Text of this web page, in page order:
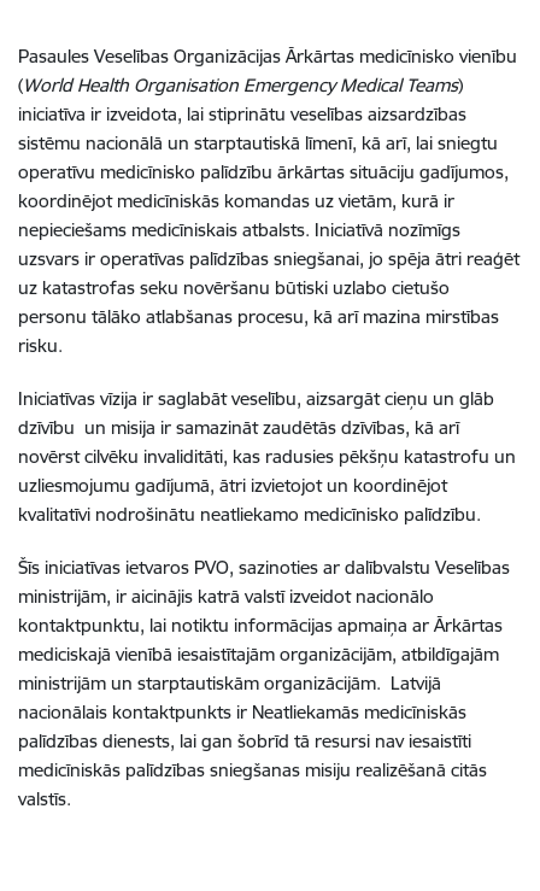
Pasaules Veselības Organizācijas Ārkārtas medicīnisko vienību
(World Health Organisation Emergency Medical Teams)
iniciatīva ir izveidota, lai stiprinātu veselības aizsardzības
sistēmu nacionālā un starptautiskā līmenī, kā arī, lai sniegtu
operatīvu medicīnisko palīdzību ārkārtas situāciju gadījumos,
koordinējot medicīniskās komandas uz vietām, kurā ir
nepieciešams medicīniskais atbalsts. Iniciatīvā nozīmīgs
uzsvars ir operatīvas palīdzības sniegšanai, jo spēja ātri reaģēt
uz katastrofas seku novēršanu būtiski uzlabo cietušo
personu tālāko atlabšanas procesu, kā arī mazina mirstības
risku.
Iniciatīvas vīzija ir saglabāt veselību, aizsargāt cieņu un glāb
dzīvību un misija ir samazināt zaudētās dzīvības, kā arī
novērst cilvēku invaliditāti, kas radusies pēkšņu katastrofu un
uzliesmojumu gadījumā, ātri izvietojot un koordinējot
kvalitatīvi nodrošinātu neatliekamo medicīnisko palīdzību.
Šīs iniciatīvas ietvaros PVO, sazinoties ar dalībvalstu Veselības
ministrijām, ir aicinājis katrā valstī izveidot nacionālo
kontaktpunktu, lai notiktu informācijas apmaiņa ar Ārkārtas
mediciskajā vienībā iesaistītajām organizācijām, atbildīgajām
ministrijām un starptautiskām organizācijām. Latvijā
nacionālais kontaktpunkts ir Neatliekamās medicīniskās
palīdzības dienests, lai gan šobrīd tā resursi nav iesaistīti
medicīniskās palīdzības sniegšanas misiju realizēšanā citās
valstīs.